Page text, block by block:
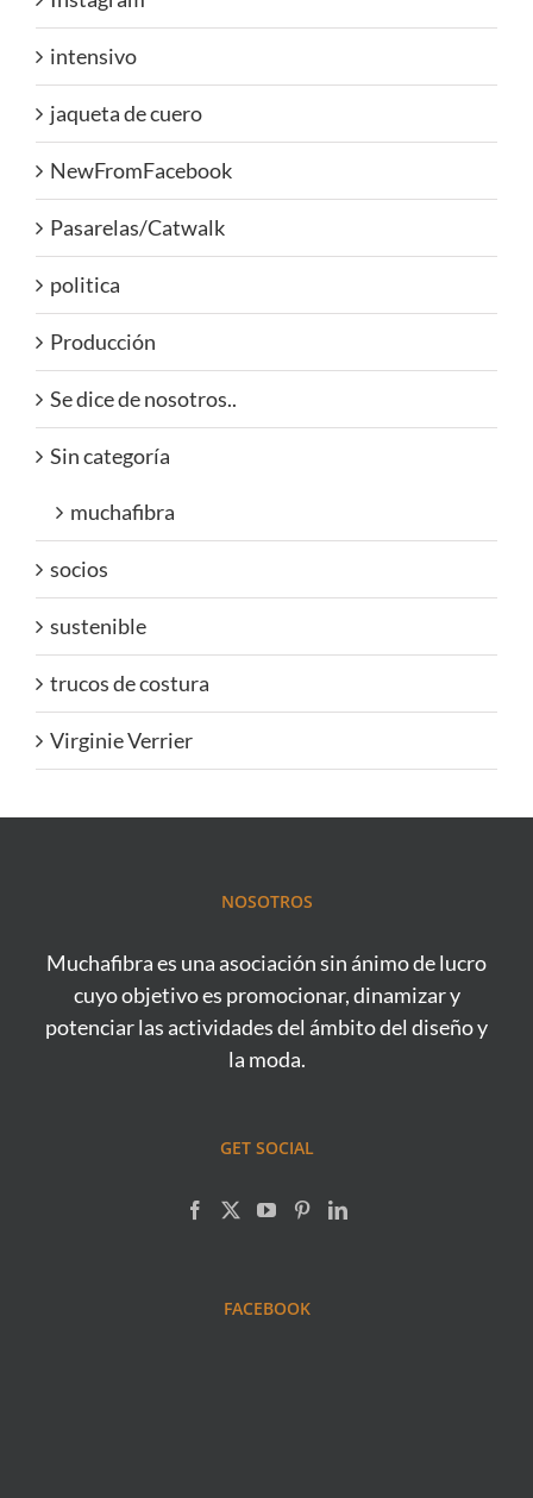
intensivo
jaqueta de cuero
NewFromFacebook
Pasarelas/Catwalk
politica
Producción
Se dice de nosotros..
Sin categoría
muchafibra
socios
sustenible
trucos de costura
Virginie Verrier
NOSOTROS
Muchafibra es una asociación sin ánimo de lucro
cuyo objetivo es promocionar, dinamizar y
potenciar las actividades del ámbito del diseño y
la moda.
GET SOCIAL
FACEBOOK